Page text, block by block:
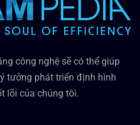
công nghệ sẽ có thể giúp
tưởng phát triển định hình
lõi của chúng tôi.